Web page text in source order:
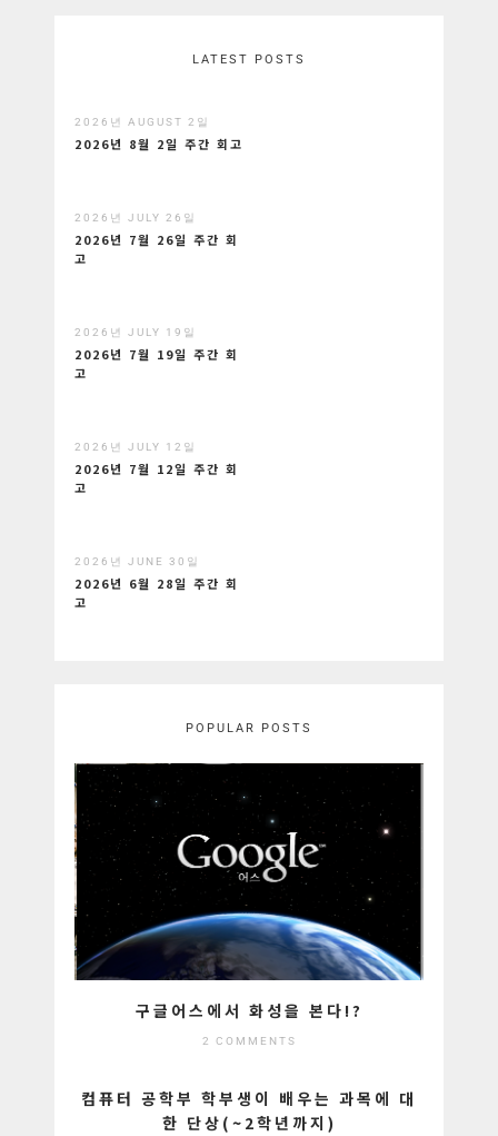
LATEST POSTS
2026년 AUGUST 2일
2026년 8월 2일 주간 회고
2026년 JULY 26일
2026년 7월 26일 주간 회
고
2026년 JULY 19일
2026년 7월 19일 주간 회
고
2026년 JULY 12일
2026년 7월 12일 주간 회
고
2026년 JUNE 30일
2026년 6월 28일 주간 회
고
POPULAR POSTS
구글어스에서 화성을 본다!?
2 COMMENTS
컴퓨터 공학부 학부생이 배우는 과목에 대
한 단상(~2학년까지)